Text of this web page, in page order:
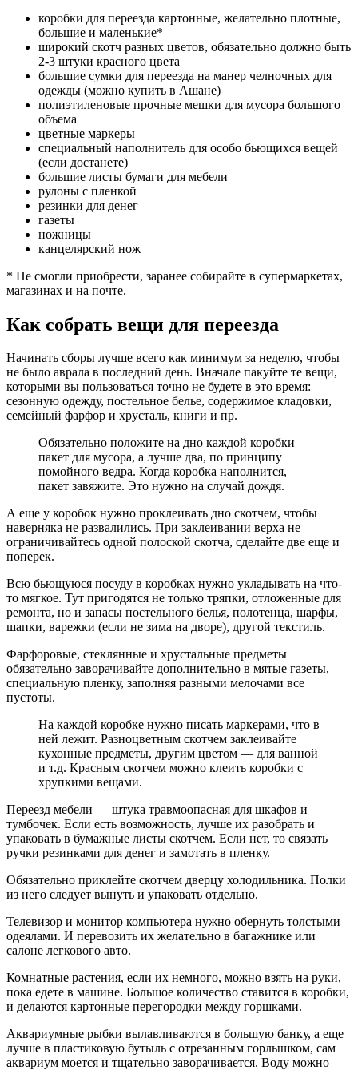
коробки для переезда картонные, желательно плотные,
большие и маленькие*
широкий скотч разных цветов, обязательно должно быть
2-3 штуки красного цвета
большие сумки для переезда на манер челночных для
одежды (можно купить в Ашане)
полиэтиленовые прочные мешки для мусора большого
объема
цветные маркеры
специальный наполнитель для особо бьющихся вещей
(если достанете)
большие листы бумаги для мебели
рулоны с пленкой
резинки для денег
газеты
ножницы
канцелярский нож
* Не смогли приобрести, заранее собирайте в супермаркетах,
магазинах и на почте.
Как собрать вещи для переезда
Начинать сборы лучше всего как минимум за неделю, чтобы
не было аврала в последний день. Вначале пакуйте те вещи,
которыми вы пользоваться точно не будете в это время:
сезонную одежду, постельное белье, содержимое кладовки,
семейный фарфор и хрусталь, книги и пр.
Обязательно положите на дно каждой коробки
пакет для мусора, а лучше два, по принципу
помойного ведра. Когда коробка наполнится,
пакет завяжите. Это нужно на случай дождя.
А еще у коробок нужно проклеивать дно скотчем, чтобы
наверняка не развалились. При заклеивании верха не
ограничивайтесь одной полоской скотча, сделайте две еще и
поперек.
Всю бьющуюся посуду в коробках нужно укладывать на что-
то мягкое. Тут пригодятся не только тряпки, отложенные для
ремонта, но и запасы постельного белья, полотенца, шарфы,
шапки, варежки (если не зима на дворе), другой текстиль.
Фарфоровые, стеклянные и хрустальные предметы
обязательно заворачивайте дополнительно в мятые газеты,
специальную пленку, заполняя разными мелочами все
пустоты.
На каждой коробке нужно писать маркерами, что в
ней лежит. Разноцветным скотчем заклеивайте
кухонные предметы, другим цветом — для ванной
и т.д. Красным скотчем можно клеить коробки с
хрупкими вещами.
Переезд мебели — штука травмоопасная для шкафов и
тумбочек. Если есть возможность, лучше их разобрать и
упаковать в бумажные листы скотчем. Если нет, то связать
ручки резинками для денег и замотать в пленку.
Обязательно приклейте скотчем дверцу холодильника. Полки
из него следует вынуть и упаковать отдельно.
Телевизор и монитор компьютера нужно обернуть толстыми
одеялами. И перевозить их желательно в багажнике или
салоне легкового авто.
Комнатные растения, если их немного, можно взять на руки,
пока едете в машине. Большое количество ставится в коробки,
и делаются картонные перегородки между горшками.
Аквариумные рыбки вылавливаются в большую банку, а еще
лучше в пластиковую бутыль с отрезанным горлышком, сам
аквариум моется и тщательно заворачивается. Воду можно